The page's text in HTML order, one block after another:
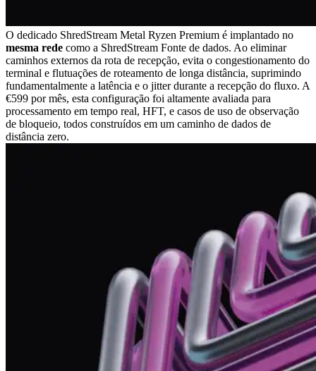
O dedicado ShredStream Metal Ryzen Premium é implantado no
mesma rede como a ShredStream Fonte de dados. Ao eliminar
caminhos externos da rota de recepção, evita o congestionamento do
terminal e flutuações de roteamento de longa distância, suprimindo
fundamentalmente a latência e o jitter durante a recepção do fluxo. A
€599 por mês, esta configuração foi altamente avaliada para
processamento em tempo real, HFT, e casos de uso de observação
de bloqueio, todos construídos em um caminho de dados de
distância zero.